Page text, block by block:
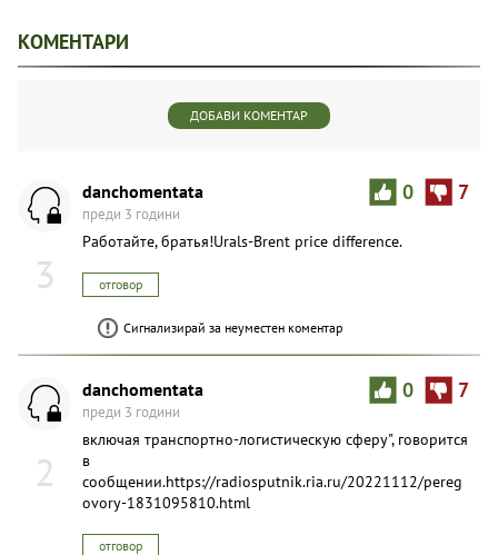
КОМЕНТАРИ
ДОБАВИ КОМЕНТАР
3
0 7
danchomentata
преди 3 години
Работайте, братья!Urals-Brent price difference.
отговор
Сигнализирай за неуместен коментар
2
0 7
danchomentata
преди 3 години
включая транспортно-логистическую сферу", говорится
в
сообщении.https://radiosputnik.ria.ru/20221112/pereg
ovory-1831095810.html
отговор